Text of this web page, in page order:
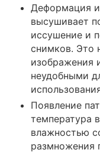
Деформация и
высушивает
иссушение и
снимков. Это
изображения
неудобными
Появление
температура
влажностью
размножения